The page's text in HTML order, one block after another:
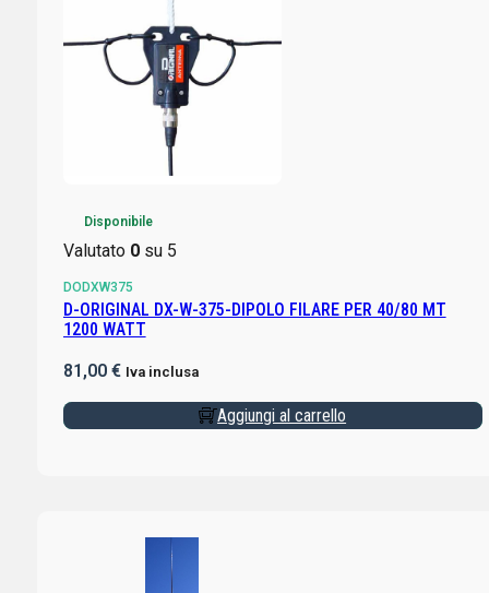
Disponibile
Valutato 0su 5
DODXW375
D-ORIGINAL DX-W-375-DIPOLO FILARE PER 40/80 MT
1200 WATT
81,00 € Iva inclusa
Aggiungi al carrello